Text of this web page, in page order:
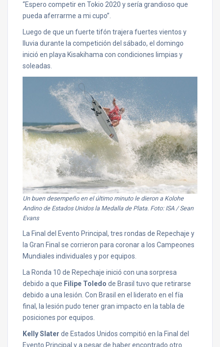
“Espero competir en Tokio 2020 y sería grandioso que
pueda aferrarme a mi cupo”.
Luego de que un fuerte tifón trajera fuertes vientos y
lluvia durante la competición del sábado, el domingo
inició en playa Kisakihama con condiciones limpias y
soleadas.
Un buen desempeño en el último minuto le dieron a Kolohe
Andino de Estados Unidos la Medalla de Plata. Foto: ISA / Sean
Evans
La Final del Evento Principal, tres rondas de Repechaje y
la Gran Final se corrieron para coronar a los Campeones
Mundiales individuales y por equipos.
La Ronda 10 de Repechaje inició con una sorpresa
debido a que Filipe Toledo de Brasil tuvo que retirarse
debido a una lesión. Con Brasil en el liderato en el fía
final, la lesión pudo tener gran impacto en la tabla de
posiciones por equipos.
Kelly Slater de Estados Unidos compitió en la Final del
Evento Principal y a pesar de haber encontrado otro